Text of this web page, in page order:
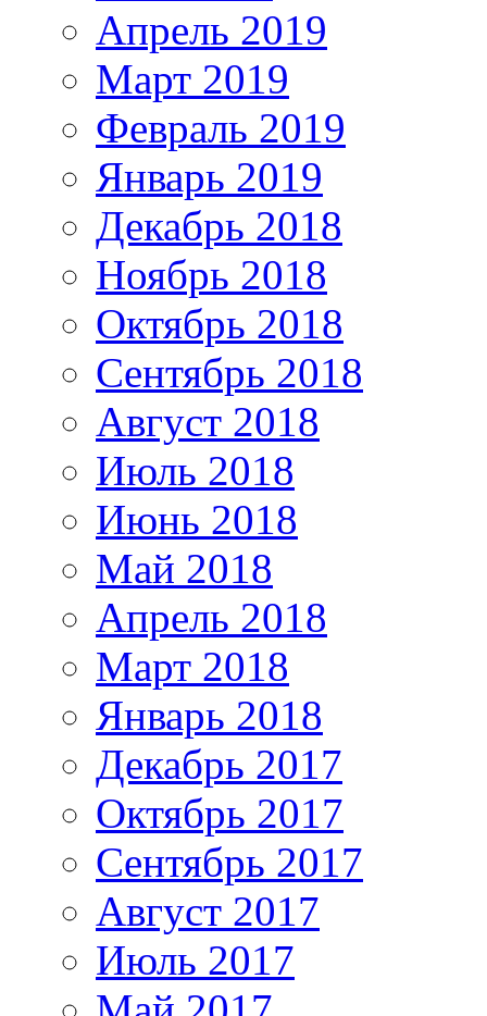
Апрель 2019
Март 2019
Февраль 2019
Январь 2019
Декабрь 2018
Ноябрь 2018
Октябрь 2018
Сентябрь 2018
Август 2018
Июль 2018
Июнь 2018
Май 2018
Апрель 2018
Март 2018
Январь 2018
Декабрь 2017
Октябрь 2017
Сентябрь 2017
Август 2017
Июль 2017